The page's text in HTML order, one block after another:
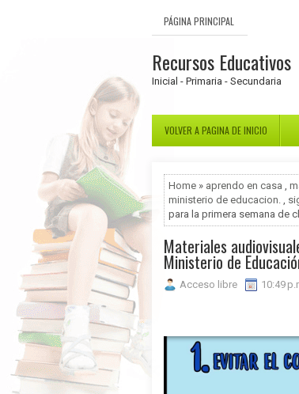
PÁGINA PRINCIPAL
Recursos Educativos
Inicial - Primaria - Secundaria
VOLVER A PAGINA DE INICIO
Home » aprendo en casa ,
ministerio de educacion. ,
para la primera semana de
Materiales
Ministerio de
Acceso libre 10:49